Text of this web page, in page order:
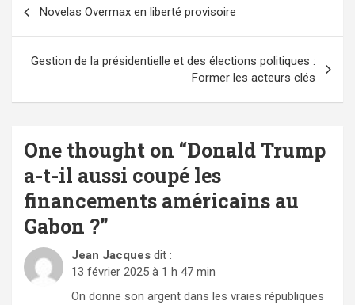
de
l’article
Novelas Overmax en liberté provisoire
Gestion de la présidentielle et des élections politiques :
Former les acteurs clés
One thought on “Donald Trump
a-t-il aussi coupé les
financements américains au
Gabon ?”
Jean Jacques dit :
13 février 2025 à 1 h 47 min
On donne son argent dans les vraies républiques